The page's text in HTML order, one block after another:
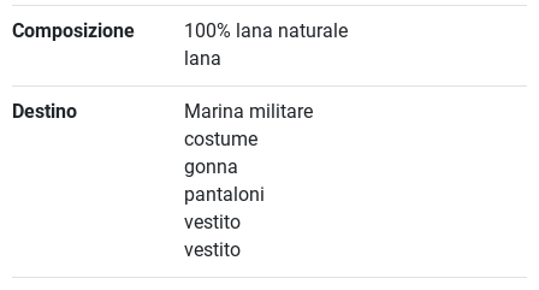
Composizione
100% lana naturale
lana
Destino
Marina militare
costume
gonna
pantaloni
vestito
vestito